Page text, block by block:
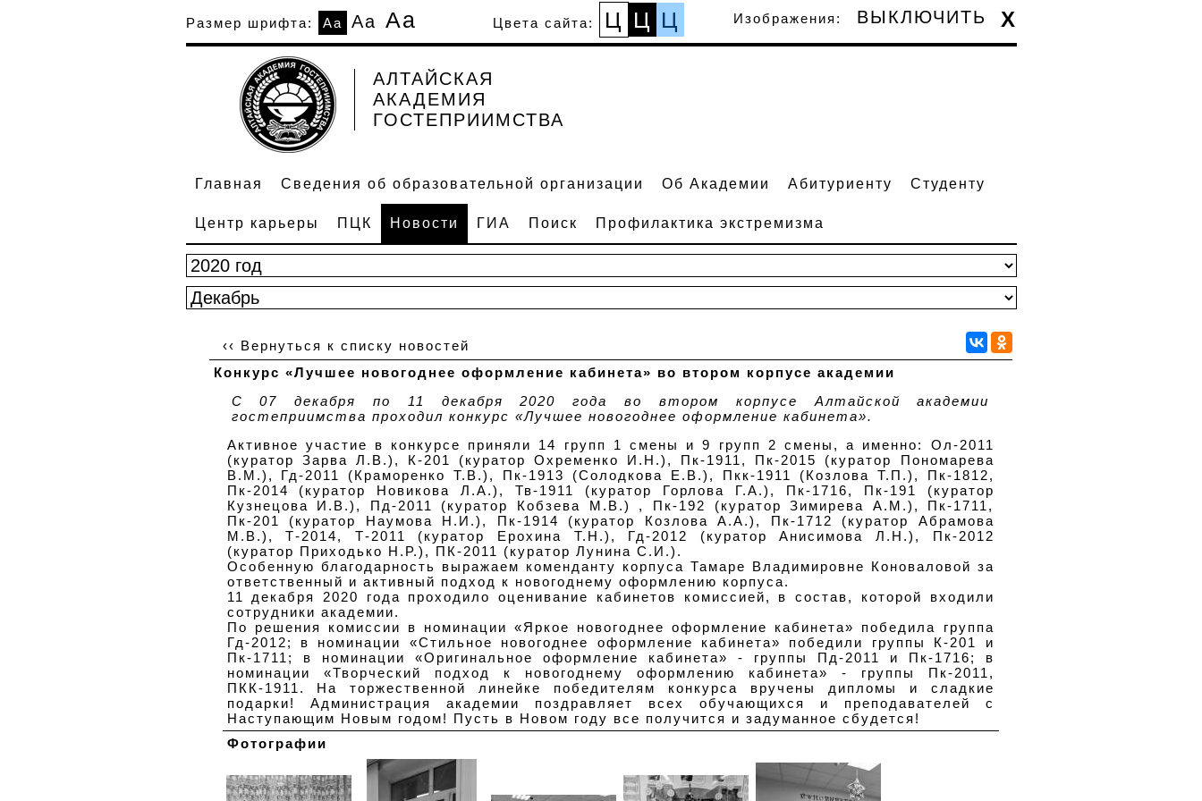
Размер шрифта: Аа Аа Аа Цвета сайта: Ц Ц Ц Изображения: ВЫКЛЮЧИТЬ X
АЛТАЙСКАЯ
АКАДЕМИЯ
ГОСТЕПРИИМСТВА
Главная Сведения об образовательной организации Об Академии Абитуриенту Студенту
Центр карьеры ПЦК Новости ГИА Поиск Профилактика экстремизма
‹‹ Вернуться к списку новостей
Конкурс «Лучшее новогоднее оформление кабинета» во втором корпусе академии
С 07 декабря по 11 декабря 2020 года во втором корпусе Алтайской академии
гостеприимства проходил конкурс «Лучшее новогоднее оформление кабинета».
Активное участие в конкурсе приняли 14 групп 1 смены и 9 групп 2 смены, а именно: Ол-2011
(куратор Зарва Л.В.), К-201 (куратор Охременко И.Н.), Пк-1911, Пк-2015 (куратор Пономарева
В.М.), Гд-2011 (Краморенко Т.В.), Пк-1913 (Солодкова Е.В.), Пкк-1911 (Козлова Т.П.), Пк-1812,
Пк-2014 (куратор Новикова Л.А.), Тв-1911 (куратор Горлова Г.А.), Пк-1716, Пк-191 (куратор
Кузнецова И.В.), Пд-2011 (куратор Кобзева М.В.) , Пк-192 (куратор Зимирева А.М.), Пк-1711,
Пк-201 (куратор Наумова Н.И.), Пк-1914 (куратор Козлова А.А.), Пк-1712 (куратор Абрамова
М.В.), Т-2014, Т-2011 (куратор Ерохина Т.Н.), Гд-2012 (куратор Анисимова Л.Н.), Пк-2012
(куратор Приходько Н.Р.), ПК-2011 (куратор Лунина С.И.).
Особенную благодарность выражаем коменданту корпуса Тамаре Владимировне Коноваловой за
ответственный и активный подход к новогоднему оформлению корпуса.
11 декабря 2020 года проходило оценивание кабинетов комиссией, в состав, которой входили
сотрудники академии.
По решения комиссии в номинации «Яркое новогоднее оформление кабинета» победила группа
Гд-2012; в номинации «Стильное новогоднее оформление кабинета» победили группы К-201 и
Пк-1711; в номинации «Оригинальное оформление кабинета» - группы Пд-2011 и Пк-1716; в
номинации «Творческий подход к новогоднему оформлению кабинета» - группы Пк-2011,
ПКК-1911. На торжественной линейке победителям конкурса вручены дипломы и сладкие
подарки! Администрация академии поздравляет всех обучающихся и преподавателей с
Наступающим Новым годом! Пусть в Новом году все получится и задуманное сбудется!
Фотографии